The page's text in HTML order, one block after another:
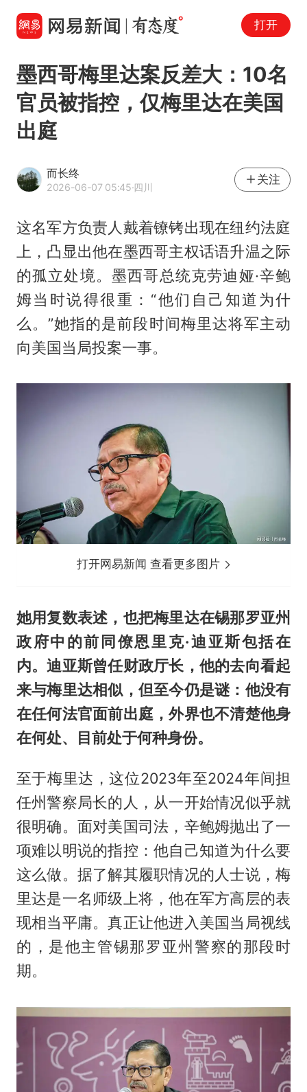
打开
墨西哥梅里达案反差大：10名
官员被指控，仅梅里达在美国
出庭
而长终
2026-06-07 05:45·四川
关注
这名军方负责人戴着镣铐出现在纽约法庭
上，凸显出他在墨西哥主权话语升温之际
的孤立处境。墨西哥总统克劳迪娅·辛鲍
姆当时说得很重：“他们自己知道为什
么。”她指的是前段时间梅里达将军主动
向美国当局投案一事。
打开网易新闻 查看更多图片
她用复数表述，也把梅里达在锡那罗亚州
政府中的前同僚恩里克·迪亚斯包括在
内。迪亚斯曾任财政厅长，他的去向看起
来与梅里达相似，但至今仍是谜：他没有
在任何法官面前出庭，外界也不清楚他身
在何处、目前处于何种身份。
至于梅里达，这位2023年至2024年间担
任州警察局长的人，从一开始情况似乎就
很明确。面对美国司法，辛鲍姆抛出了一
项难以明说的指控：他自己知道为什么要
这么做。据了解其履职情况的人士说，梅
里达是一名师级上将，他在军方高层的表
现相当平庸。真正让他进入美国当局视线
的，是他主管锡那罗亚州警察的那段时
期。